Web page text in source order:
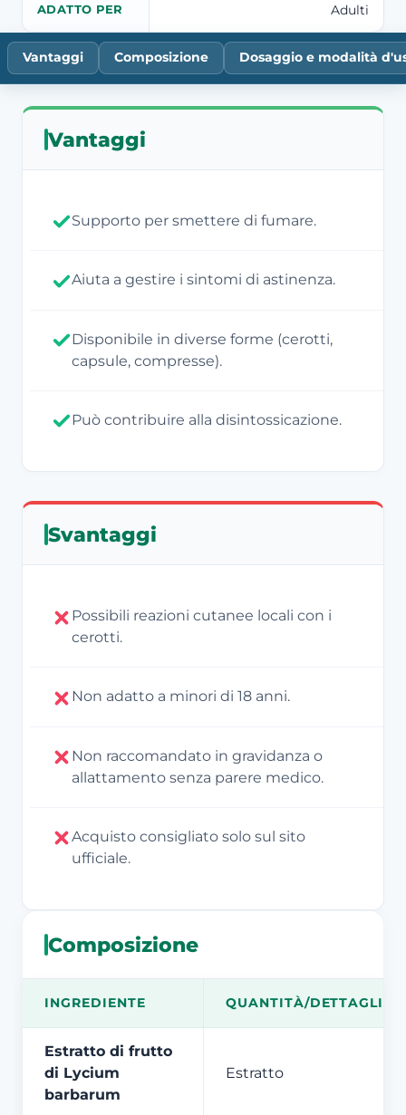
ADATTO PER Adulti
Vantaggi Composizione Dosaggio e modalità
Vantaggi
Supporto per smettere di fumare.
Aiuta a gestire i sintomi di astinenza.
Disponibile in diverse forme (cerotti,
capsule, compresse).
Può contribuire alla disintossicazione.
Svantaggi
Possibili reazioni cutanee locali con i
cerotti.
Non adatto a minori di 18 anni.
Non raccomandato in gravidanza o
allattamento senza parere medico.
Acquisto consigliato solo sul sito
ufficiale.
Composizione
INGREDIENTE QUANTITÀ/DETTAGLIO
Estratto di frutto
di Lycium
barbarum
Estratto